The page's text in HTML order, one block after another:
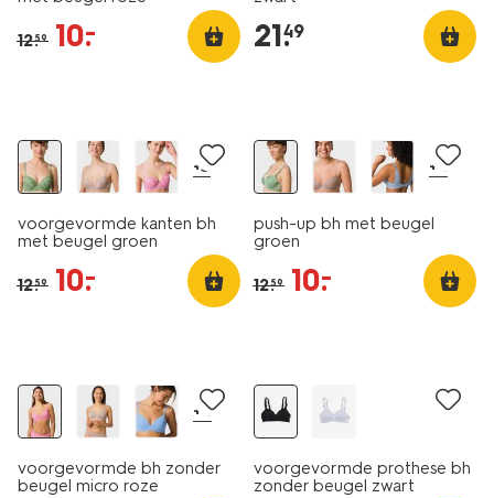
12.59 10.
– 21.
49
+3
voorgevormde kanten bh
met beugel groen
12.59 10.
–
+4
push-up bh met beugel
groen
12.59 10.
–
+4
voorgevormde bh zonder
beugel micro roze
voorgevormde prothese bh
zonder beugel zwart